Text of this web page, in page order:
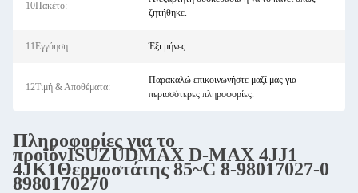
10Πακέτο:
ζητήθηκε.
11Εγγύηση: Έξι μήνες.
12Τιμή & Αποθέματα:
Παρακαλώ επικοινωνήστε μαζί μας για
περισσότερες πληροφορίες.
Πληροφορίες για το
προϊόνISUZUDMAX D-MAX 4JJ1
4JK1Θερμοστάτης 85~C 8-98017027-0
8980170270